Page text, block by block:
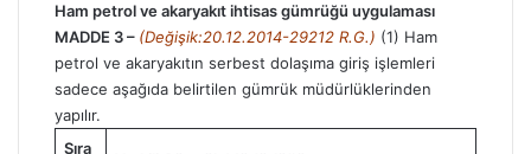
Ham petrol ve akaryakıt ihtisas gümrüğü uygulaması
MADDE 3 – (Değişik:20.12.2014-29212 R.G.) (1) Ham
petrol ve akaryakıtın serbest dolaşıma giriş işlemleri
sadece aşağıda belirtilen gümrük müdürlüklerinden
yapılır.
Sıra